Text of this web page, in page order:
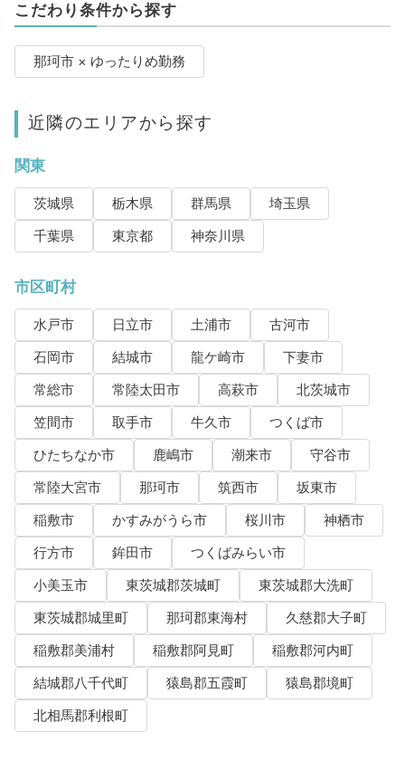
こだわり条件から探す
那珂市 × ゆったりめ勤務
近隣のエリアから探す
関東
茨城県 栃木県 群馬県
埼玉県
千葉県
東京都 神奈川県
市区町村
水戸市 日立市 土浦市
古河市
石岡市
結城市 龍ケ崎市
下妻市
常総市
常陸太田市 高萩市
北茨城市
笠間市
取手市 牛久市
つくば市
ひたちなか市
鹿嶋市 潮来市
守谷市
常陸大宮市
那珂市 筑西市
坂東市
稲敷市
かすみがうら市 桜川市
神栖市
行方市
鉾田市
つくばみらい市
小美玉市
東茨城郡茨城町
東茨城郡大洗町
東茨城郡城里町
那珂郡東海村
久慈郡大子町
稲敷郡美浦村
稲敷郡阿見町
稲敷郡河内町
結城郡八千代町
猿島郡五霞町
猿島郡境町
北相馬郡利根町